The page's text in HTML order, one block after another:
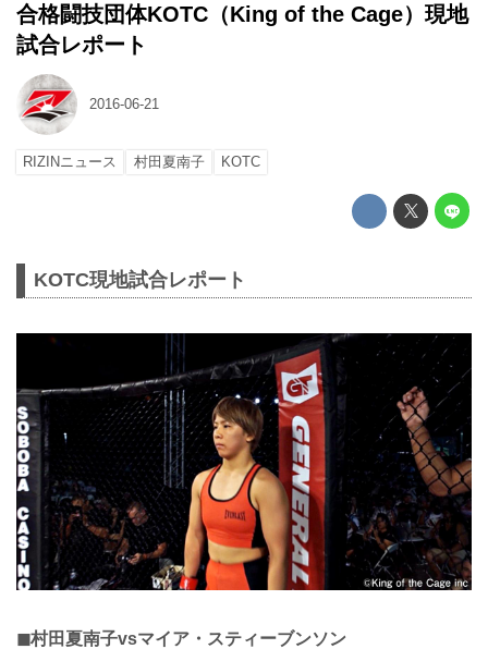
合格闘技団体KOTC（King of the Cage）現地
試合レポート
2016-06-21
RIZINニュース 村田夏南子 KOTC
KOTC現地試合レポート
◼︎村田夏南子vsマイア・スティーブンソン